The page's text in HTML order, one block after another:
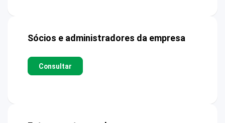
Sócios e administradores da empresa
Consultar